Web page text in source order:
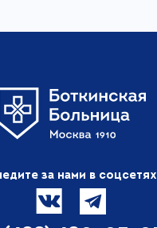
за нами в соцсетях